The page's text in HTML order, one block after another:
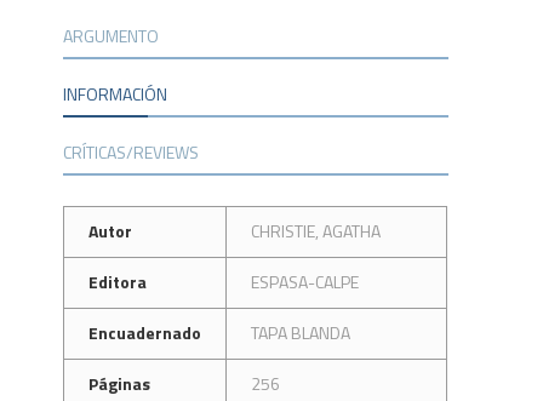
ARGUMENTO
INFORMACIÓN
CRÍTICAS/REVIEWS
Autor
CHRISTIE, AGATHA
Editora
ESPASA-CALPE
Encuadernado
TAPA BLANDA
Páginas
256